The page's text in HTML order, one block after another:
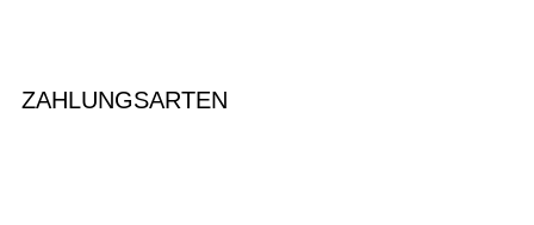
ZAHLUNGSARTEN